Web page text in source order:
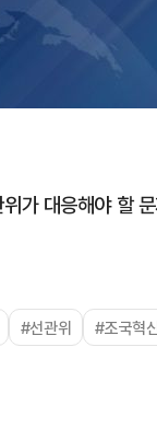
가 대응해야 할
#선관위 #조국혁